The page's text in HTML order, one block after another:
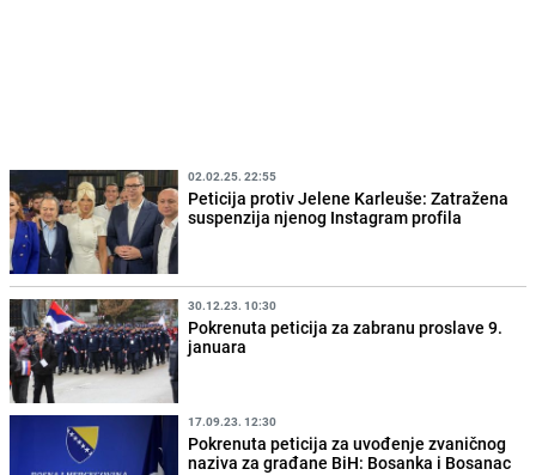
02.02.25. 22:55
Peticija protiv Jelene Karleuše: Zatražena
suspenzija njenog Instagram profila
30.12.23. 10:30
Pokrenuta peticija za zabranu proslave 9.
januara
17.09.23. 12:30
Pokrenuta peticija za uvođenje zvaničnog
naziva za građane BiH: Bosanka i Bosanac